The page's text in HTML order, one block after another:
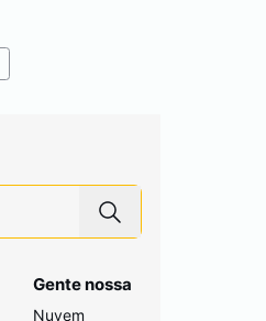
Gente nossa
Nuvem